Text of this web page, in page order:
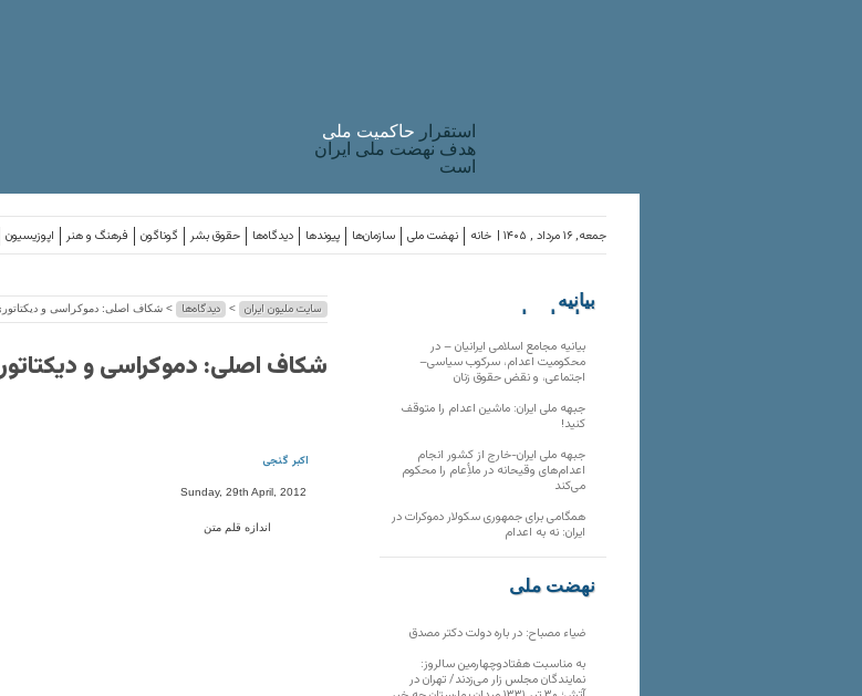
استقرار حاکميت ملی
هدف نهضت ملی ایران
است
اپوزیسیون فرهنگ و هنر گوناگون حقوق بشر دیدگاه‌ها پیوندها سازمان‌ها نهضت ملی خانه جمعه, ۱۶ مرداد , ۱۴۰۵ |
سایت ملیون ایران > دیدگاه‌ها > شکاف اصلی: دموکراسی و
شکاف اصلی: دموکراسی و
اکبر گنجی
Sunday, 29th April, 2012
اندازه قلم متن
بیانیه
سازمان‌های
بیانیه مجامع اسلامی ایرانیان – در
محکومیت اعدام، سرکوب سیاسی–
اجتماعی، و نقض حقوق زنان
جبهه ملی ایران: ماشین اعدام را متوقف
کنید!
جبهه ملی ایران-خارج از کشور انجام
اعدام‌های وقیحانه در ملأِعام را محکوم
می‌کند
همگامی برای جمهوری سکولار دموکرات در
ایران: نه به اعدام
نهضت ملی
ضیاء مصباح: در باره دولت دکتر مصدق
به مناسبت هفتادوچهارمین سالروز:
نمایندگان مجلس زار می‌زدند/ تهران در